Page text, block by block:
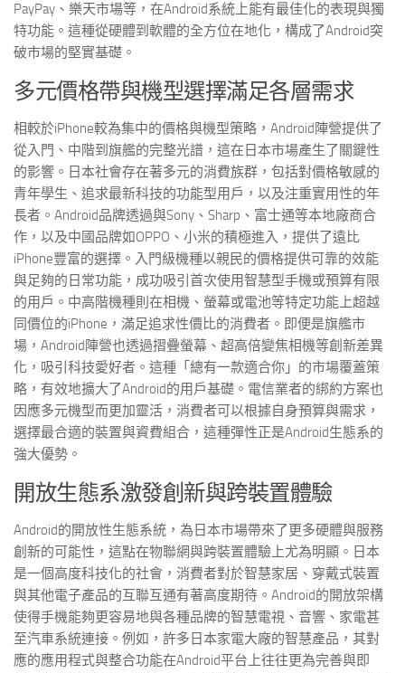
PayPay、樂天市場等，在Android系統上能有最佳化的表現與獨
特功能。這種從硬體到軟體的全方位在地化，構成了Android突
破市場的堅實基礎。
多元價格帶與機型選擇滿足各層需求
相較於iPhone較為集中的價格與機型策略，Android陣營提供了
從入門、中階到旗艦的完整光譜，這在日本市場產生了關鍵性
的影響。日本社會存在著多元的消費族群，包括對價格敏感的
青年學生、追求最新科技的功能型用戶，以及注重實用性的年
長者。Android品牌透過與Sony、Sharp、富士通等本地廠商合
作，以及中國品牌如OPPO、小米的積極進入，提供了遠比
iPhone豐富的選擇。入門級機種以親民的價格提供可靠的效能
與足夠的日常功能，成功吸引首次使用智慧型手機或預算有限
的用戶。中高階機種則在相機、螢幕或電池等特定功能上超越
同價位的iPhone，滿足追求性價比的消費者。即便是旗艦市
場，Android陣營也透過摺疊螢幕、超高倍變焦相機等創新差異
化，吸引科技愛好者。這種「總有一款適合你」的市場覆蓋策
略，有效地擴大了Android的用戶基礎。電信業者的綁約方案也
因應多元機型而更加靈活，消費者可以根據自身預算與需求，
選擇最合適的裝置與資費組合，這種彈性正是Android生態系的
強大優勢。
開放生態系激發創新與跨裝置體驗
Android的開放性生態系統，為日本市場帶來了更多硬體與服務
創新的可能性，這點在物聯網與跨裝置體驗上尤為明顯。日本
是一個高度科技化的社會，消費者對於智慧家居、穿戴式裝置
與其他電子產品的互聯互通有著高度期待。Android的開放架構
使得手機能夠更容易地與各種品牌的智慧電視、音響、家電甚
至汽車系統連接。例如，許多日本家電大廠的智慧產品，其對
應的應用程式與整合功能在Android平台上往往更為完善與即